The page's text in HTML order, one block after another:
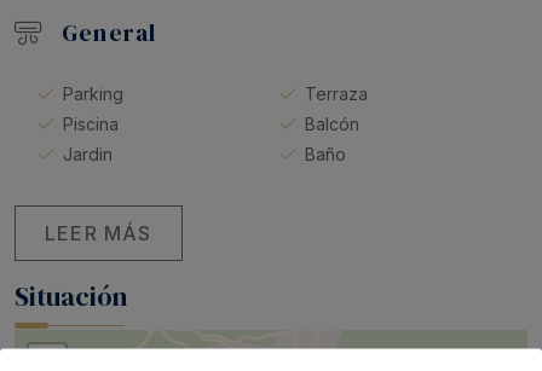
General
Parking
Piscina
Jardin
Terraza
Balcón
Baño
LEER MÁS
Situación